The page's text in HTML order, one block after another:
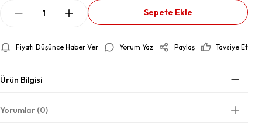
Sepete Ekle
Fiyatı Düşünce Haber Ver Yorum Yaz Paylaş Tavsiye Et
Ürün Bilgisi
Yorumlar (0)